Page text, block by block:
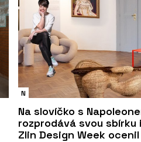
N
Na slovíčko s
rozprodává svou
Zlin Design Week